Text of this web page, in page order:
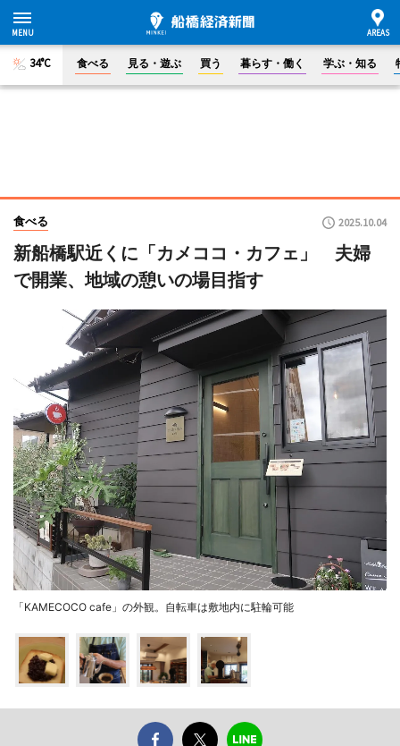
34°C 食べる 見る・遊ぶ 買う 暮らす・働く 学ぶ・知る
食べる 2025.10.04
新船橋駅近くに「カメココ・カフェ」 夫婦
で開業、地域の憩いの場目指す
「KAMECOCO cafe」の外観。自転車は敷地内に駐輪可能